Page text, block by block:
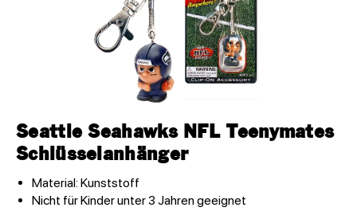
Seattle Seahawks NFL Teenymates
Schlüsselanhänger
Material: Kunststoff
Nicht für Kinder unter 3 Jahren geeignet